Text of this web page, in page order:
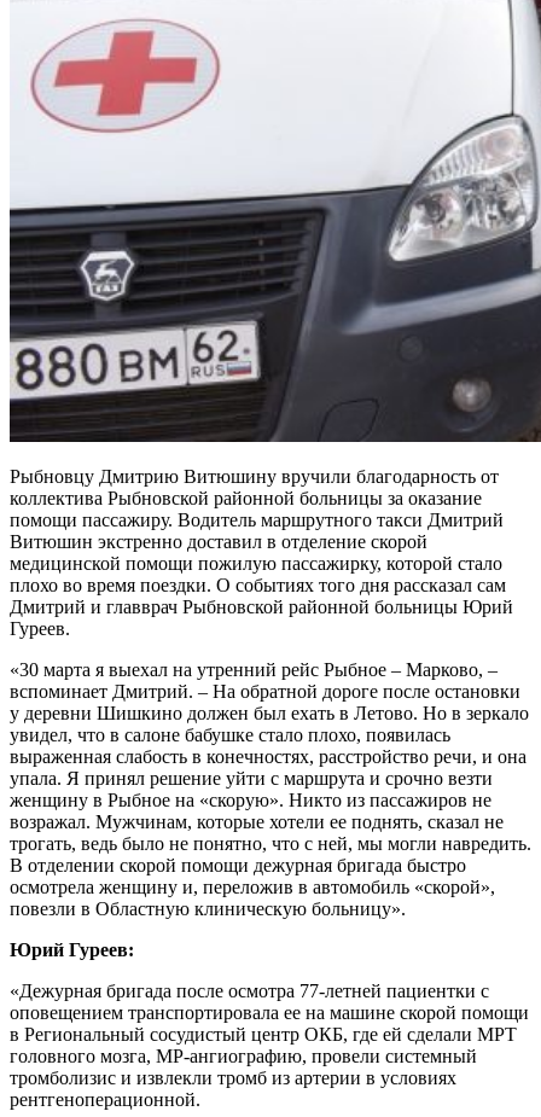
Рыбновцу Дмитрию Витюшину вручили благодарность от
коллектива Рыбновской районной больницы за оказание
помощи пассажиру. Водитель маршрутного такси Дмитрий
Витюшин экстренно доставил в отделение скорой
медицинской помощи пожилую пассажирку, которой стало
плохо во время поездки. О событиях того дня рассказал сам
Дмитрий и главврач Рыбновской районной больницы Юрий
Гуреев.
«30 марта я выехал на утренний рейс Рыбное – Марково, –
вспоминает Дмитрий. – На обратной дороге после остановки
у деревни Шишкино должен был ехать в Летово. Но в зеркало
увидел, что в салоне бабушке стало плохо, появилась
выраженная слабость в конечностях, расстройство речи, и она
упала. Я принял решение уйти с маршрута и срочно везти
женщину в Рыбное на «скорую». Никто из пассажиров не
возражал. Мужчинам, которые хотели ее поднять, сказал не
трогать, ведь было не понятно, что с ней, мы могли навредить.
В отделении скорой помощи дежурная бригада быстро
осмотрела женщину и, переложив в автомобиль «скорой»,
повезли в Областную клиническую больницу».
Юрий Гуреев:
«Дежурная бригада после осмотра 77-летней пациентки с
оповещением транспортировала ее на машине скорой помощи
в Региональный сосудистый центр ОКБ, где ей сделали МРТ
головного мозга, МР-ангиографию, провели системный
тромболизис и извлекли тромб из артерии в условиях
рентгеноперационной.